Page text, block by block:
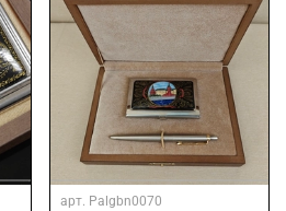
арт. Palgbn0070